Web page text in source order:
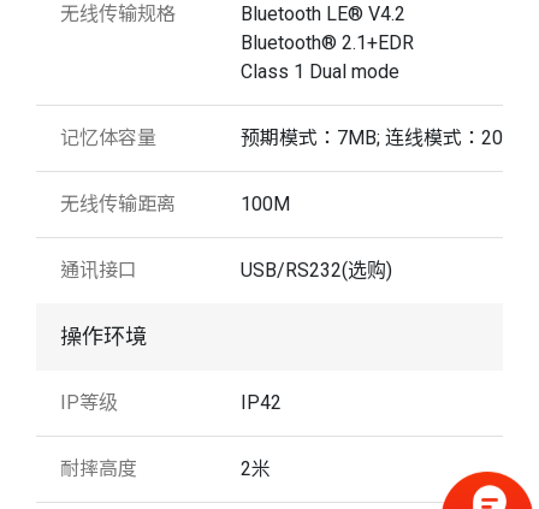
无线传输规格
Bluetooth LE® V4.2
Bluetooth® 2.1+EDR
Class 1 Dual mode
记忆体容量 预期模式：7MB; 连线模式：20KB
无线传输距离 100M
通讯接口 USB/RS232(选购)
操作环境
IP等级 IP42
耐摔高度 2米